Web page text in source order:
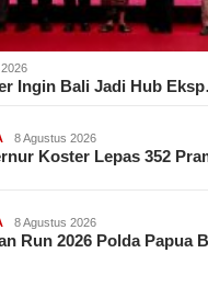
Ingin Bali Jadi Hub
8 Agustus 2026
Koster Lepas 352
8 Agustus 2026
Run 2026 Polda Papua